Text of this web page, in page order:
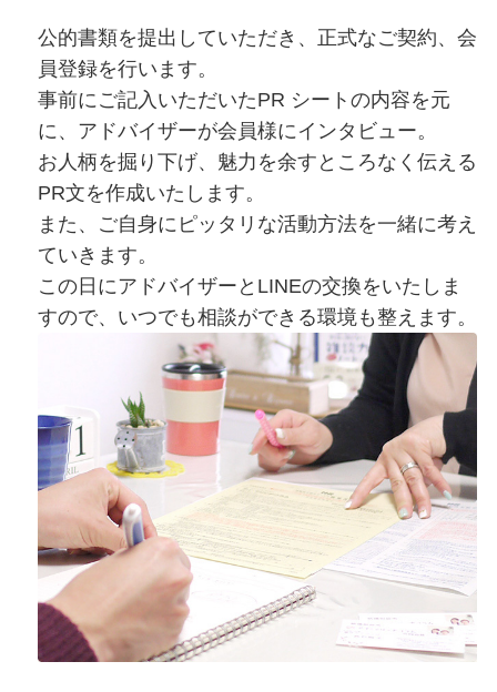
公的書類を提出していただき、正式なご契約、会
員登録を行います。
事前にご記入いただいたPR シートの内容を元
に、アドバイザーが会員様にインタビュー。
お人柄を掘り下げ、魅力を余すところなく伝える
PR文を作成いたします。
また、ご自身にピッタリな活動方法を一緒に考え
ていきます。
この日にアドバイザーとLINEの交換をいたしま
すので、いつでも相談ができる環境も整えます。